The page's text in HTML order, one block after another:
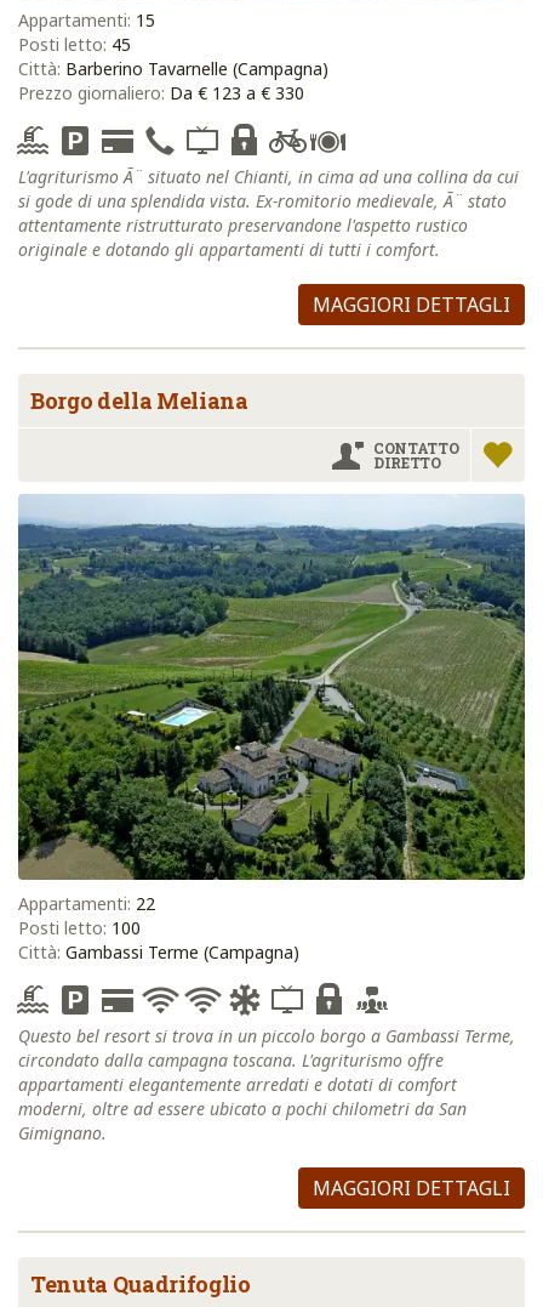
Appartamenti: 15
Posti letto: 45
Città: Barberino Tavarnelle (Campagna)
Prezzo giornaliero: Da € 123 a € 330
L'agriturismo Ã¨ situato nel Chianti, in cima ad una collina da cui
si gode di una splendida vista. Ex-romitorio medievale, Ã¨ stato
attentamente ristrutturato preservandone l'aspetto rustico
originale e dotando gli appartamenti di tutti i comfort.
MAGGIORI DETTAGLI
Borgo della Meliana
CONTATTO
DIRETTO
Appartamenti: 22
Posti letto: 100
Città: Gambassi Terme (Campagna)
Questo bel resort si trova in un piccolo borgo a Gambassi Terme,
circondato dalla campagna toscana. L'agriturismo offre
appartamenti elegantemente arredati e dotati di comfort
moderni, oltre ad essere ubicato a pochi chilometri da San
Gimignano.
MAGGIORI DETTAGLI
Tenuta Quadrifoglio